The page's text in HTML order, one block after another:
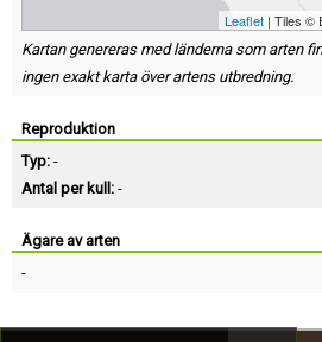
Leaflet | Tiles ©
Kartan genereras med länderna som arten
ingen exakt karta över artens utbredning.
Reproduktion
Typ: -
Antal per kull: -
Ägare av arten
-